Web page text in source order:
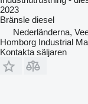
2023
Bränsle diesel
Nederländerna,
Homborg Industrial
Kontakta säljaren